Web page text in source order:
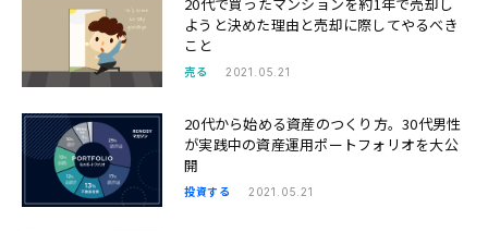
ようと決めた理由と売却に際してやるべき
こと
売る 2021.05.21
20代から始める資産のつくり方。30代男性
が実践中の資産運用ポートフォリオを大公
開
投資する 2021.05.21